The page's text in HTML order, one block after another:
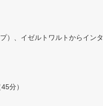
）、イゼルトワルトからインタ
分）